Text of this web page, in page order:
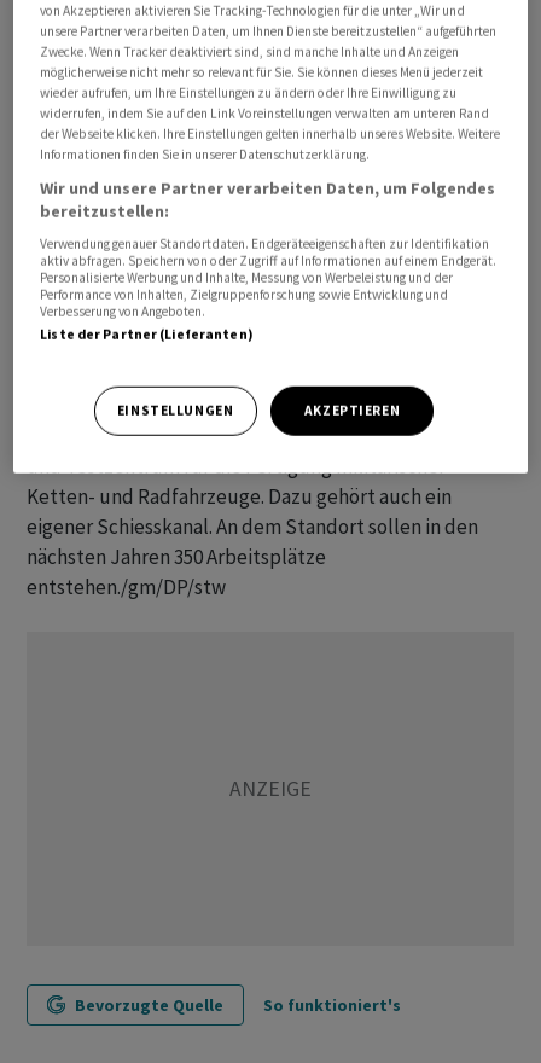
und andere Ketten- und Radfahrzeuge für die
ungarischen Streitkräfte, wie Rheinmetall mitteilte.
Unter anderen sollen in dem Werk Zalaegerszeg 209
Lynx-Schützenpanzer vom Band laufen. Rheinmetall
kümmert sich auch um die Versorgung mit Ersatzteilen
und um die Ausbildung der Panzerfahrer.
Ungarn ist seit 1999 Nato-Mitglied. Die Orban-Regierung
will mehr Geld für die militärische Verteidigung
ausgeben, um das von den Nato-Mitgliedsländern
anvisierte Ziel von zwei Prozent des
Bruttoinlandsprodukts zu erreichen.
In Zalaegerszeg errichtet Rheinmetall auf einer Fläche
von 33 Hektar ein neues Entwicklungs-, Produktions-
und Testzentrum für die Fertigung militärischer
Ketten- und Radfahrzeuge. Dazu gehört auch ein
eigener Schiesskanal. An dem Standort sollen in den
nächsten Jahren 350 Arbeitsplätze
entstehen./gm/DP/stw
Bevorzugte Quelle So funktioniert's
von Akzeptieren aktivieren Sie Tracking-Technologien für die unter „Wir und
unsere Partner verarbeiten Daten, um Ihnen Dienste bereitzustellen“ aufgeführten
Zwecke. Wenn Tracker deaktiviert sind, sind manche Inhalte und Anzeigen
möglicherweise nicht mehr so relevant für Sie. Sie können dieses Menü jederzeit
wieder aufrufen, um Ihre Einstellungen zu ändern oder Ihre Einwilligung zu
widerrufen, indem Sie auf den Link Voreinstellungen verwalten am unteren Rand
der Webseite klicken. Ihre Einstellungen gelten innerhalb unseres Website. Weitere
Informationen finden Sie in unserer Datenschutzerklärung.
Wir und unsere Partner verarbeiten Daten, um Folgendes
bereitzustellen:
Verwendung genauer Standortdaten. Endgeräteeigenschaften zur Identifikation
aktiv abfragen. Speichern von oder Zugriff auf Informationen auf einem Endgerät.
Personalisierte Werbung und Inhalte, Messung von Werbeleistung und der
Performance von Inhalten, Zielgruppenforschung sowie Entwicklung und
Verbesserung von Angeboten.
Liste der Partner (Lieferanten)
EINSTELLUNGEN AKZEPTIEREN